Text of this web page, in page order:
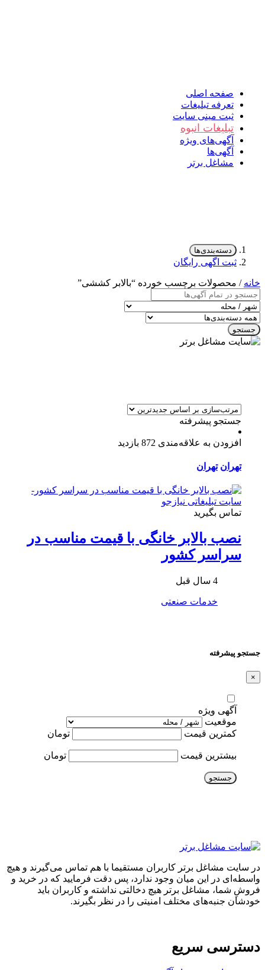
صفحه اصلی
تعرفه تبلیغات
ثبت مینی سایت
تبلیغات انبوه
آگهی‌های ویژه
آگهی‌ها
مشاغل برتر
دسته‌بندی‌ها
ثبت اگهی رایگان
خانه / محصولات برچسب خورده “بالابر کششی”
جستجو
جستجو پیشرفته
افزودن به علاقه‌مندی 872 بازدید
تهران تهران
تماس بگیرید
نصب بالابر خانگی با قیمت مناسب در
سراسر کشور
4 سال قبل
خدمات صنعتی
جستجو پیشرفته
×
آگهی ویژه
موقعیت
کمترین قیمت
تومان
بیشترین قیمت تومان
جستجو
در سایت مشاغل برتر کاربران مستقیما با هم تماس می‌گیرند و هیچ
واسطه‌ای در این میان وجود ندارد، پس دقت فرمایید که در خرید و
فروشِ شما، مشاغل برتر هیچ دخالتی نداشته و کاربران باید
خودشان جنبه‌های مختلف امنیتی را در نظر بگیرند.
دسترسی سریع